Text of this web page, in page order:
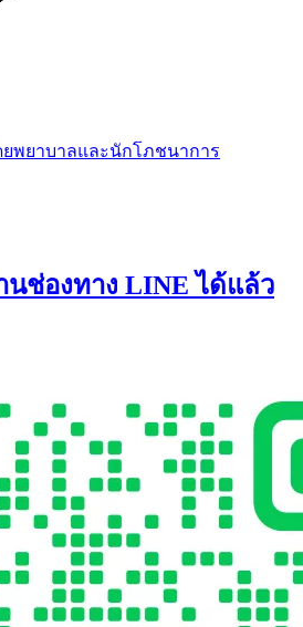
พยาบาลและนักโภชนาการ
ช่องทาง LINE ได้แล้ว